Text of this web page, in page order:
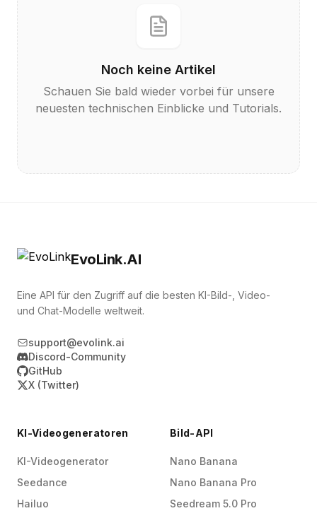
Noch keine Artikel
Schauen Sie bald wieder vorbei für unsere
neuesten technischen Einblicke und Tutorials.
EvoLink.AI
Eine API für den Zugriff auf die besten KI-Bild-, Video-
und Chat-Modelle weltweit.
support@evolink.ai
Discord-Community
GitHub
X (Twitter)
KI-Videogeneratoren
KI-Videogenerator
Seedance
Hailuo
Bild-API
Nano Banana
Nano Banana Pro
Seedream 5.0 Pro